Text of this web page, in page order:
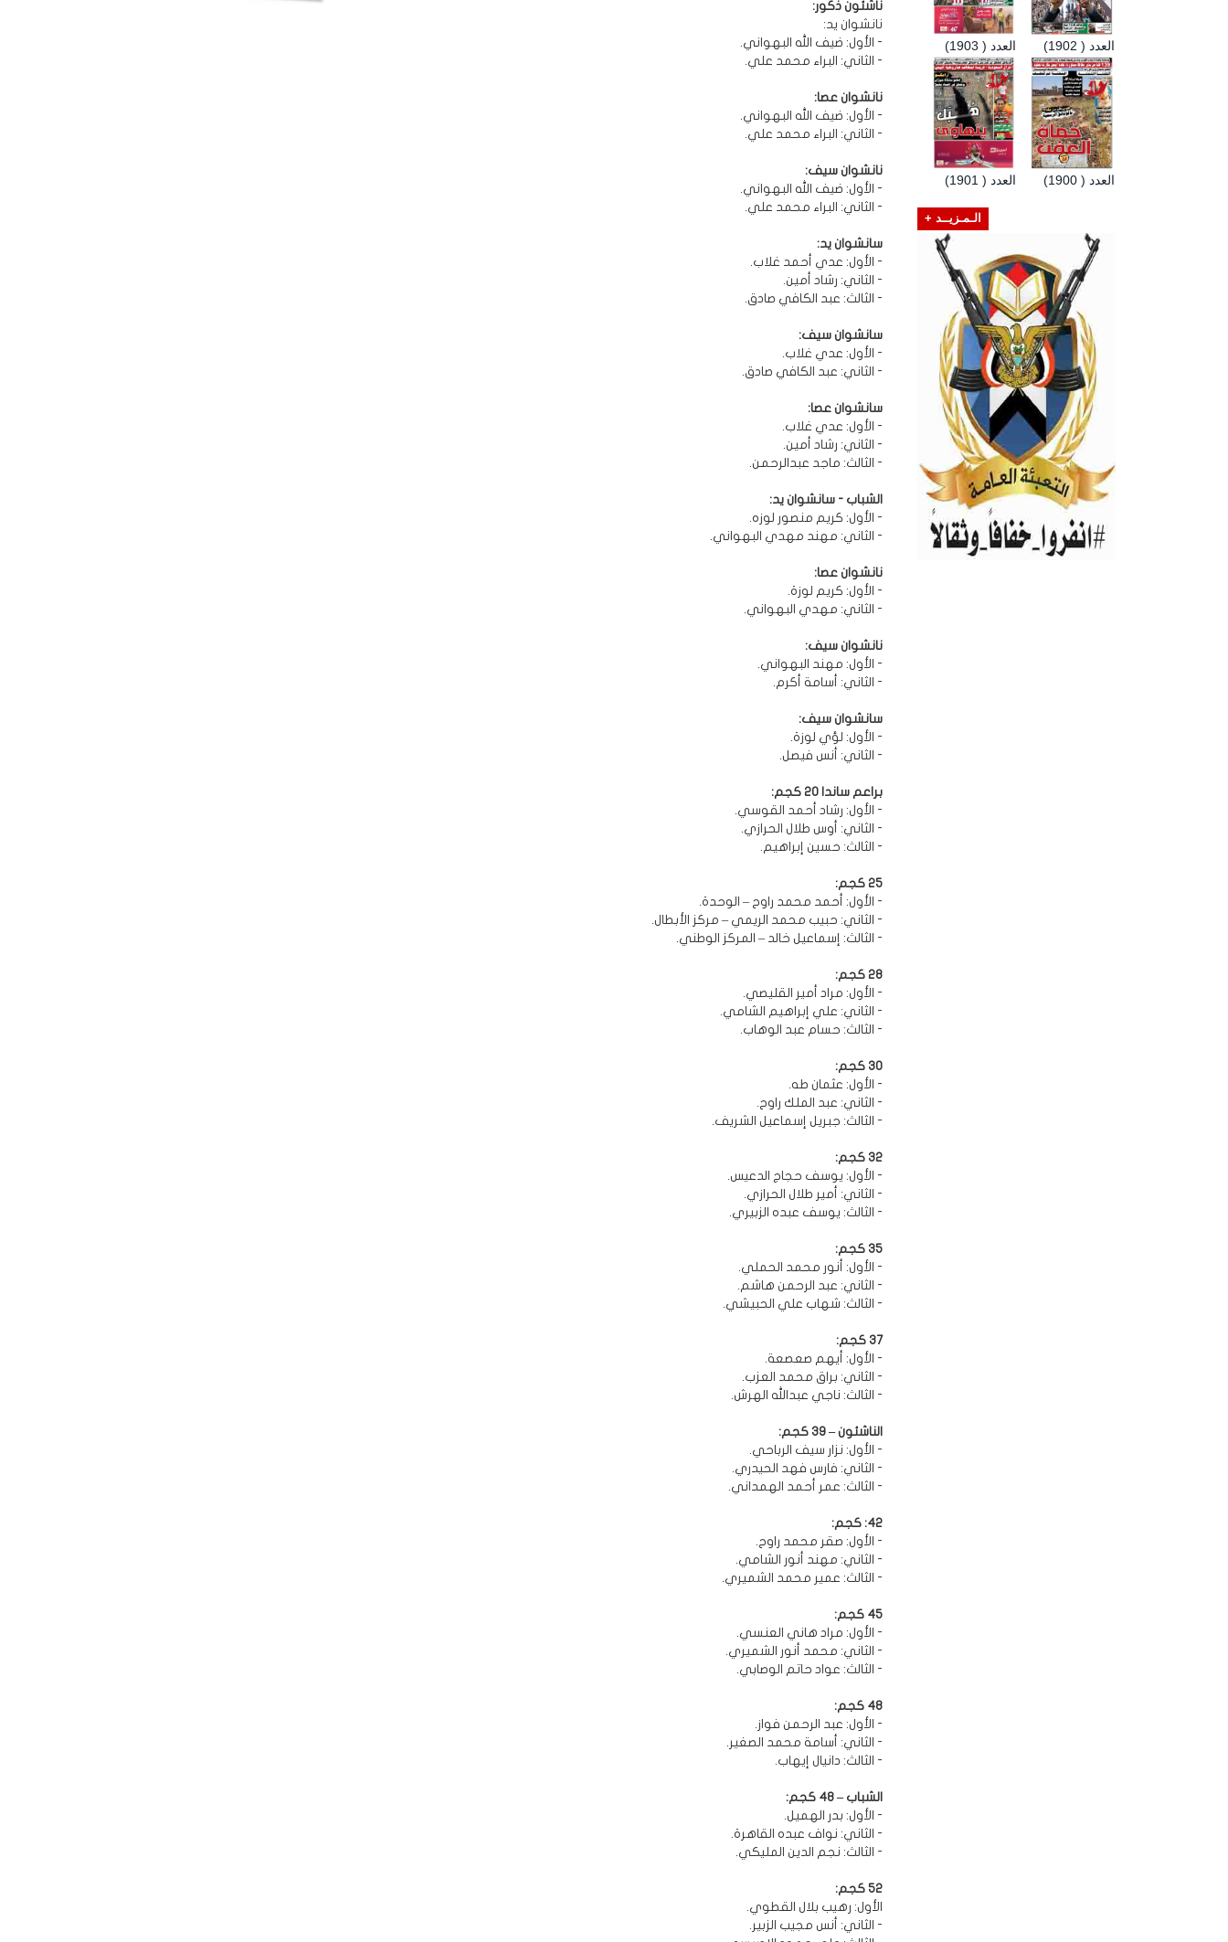
ناشئون ذكور:
نانشوان يد:
- الأول: ضيف الله البهواني.
- الثاني: البراء محمد علي.
نانشوان عصا:
- الأول: ضيف الله البهواني.
- الثاني: البراء محمد علي.
نانشوان سيف:
- الأول: ضيف الله البهواني.
- الثاني: البراء محمد علي.
سانشوان يد:
- الأول: عدي أحمد غلاب.
- الثاني: رشاد أمين.
- الثالث: عبد الكافي صادق.
سانشوان سيف:
- الأول: عدي غلاب.
- الثاني: عبد الكافي صادق.
سانشوان عصا:
- الأول: عدي غلاب.
- الثاني: رشاد أمين.
- الثالث: ماجد عبدالرحمن.
الشباب - سانشوان يد:
- الأول: كريم منصور لوزه.
- الثاني: مهند مهدي البهواني.
نانشوان عصا:
- الأول: كريم لوزة.
- الثاني: مهدي البهواني.
نانشوان سيف:
- الأول: مهند البهواني.
- الثاني: أسامة أكرم.
سانشوان سيف:
- الأول: لؤي لوزة.
- الثاني: أنس فيصل.
براعم ساندا ٢٠ كجم:
- الأول: رشاد أحمد القوسي.
- الثاني: أوس طلال الحرازي.
- الثالث: حسين إبراهيم.
25 كجم:
- الأول: أحمد محمد راوح – الوحدة.
- الثاني: حبيب محمد الريمي – مركز الأبطال.
- الثالث: إسماعيل خالد – المركز الوطني.
28 كجم:
- الأول: مراد أمير القليصي.
- الثاني: علي إبراهيم الشامي.
- الثالث: حسام عبد الوهاب.
30 كجم:
- الأول: عثمان طه.
- الثاني: عبد الملك راوح.
- الثالث: جبريل إسماعيل الشريف.
32 كجم:
- الأول: يوسف حجاج الدعيس.
- الثاني: أمير طلال الحرازي.
- الثالث: يوسف عبده الزبيري.
35 كجم:
- الأول: أنور محمد الحملي.
- الثاني: عبد الرحمن هاشم.
- الثالث: شهاب علي الحبيشي.
37 كجم:
- الأول: أيهم صعصعة.
- الثاني: براق محمد العزب.
- الثالث: ناجي عبدالله الهرش.
الناشئون – ٣٩ كجم:
- الأول: نزار سيف الرباحي.
- الثاني: فارس فهد الحيدري.
- الثالث: عمر أحمد الهمداني.
42: كجم:
- الأول: صقر محمد راوح.
- الثاني: مهند أنور الشامي.
- الثالث: عمير محمد الشميري.
45 كجم:
- الأول: مراد هاني العنسي.
- الثاني: محمد أنور الشميري.
- الثالث: عواد حاتم الوصابي.
48 كجم:
- الأول: عبد الرحمن فواز.
- الثاني: أسامة محمد الصغير.
- الثالث: دانيال إيهاب.
الشباب – 48 كجم:
- الأول: بدر الهميل.
- الثاني: نواف عبده القاهرة.
- الثالث: نجم الدين المليكي.
52 كجم:
الأول: رهيب بلال القطوي.
- الثاني: أنس مجيب الزبير.
العدد ( 1903) العدد ( 1902)
العدد ( 1901) العدد ( 1900)
الـمـزيــد +